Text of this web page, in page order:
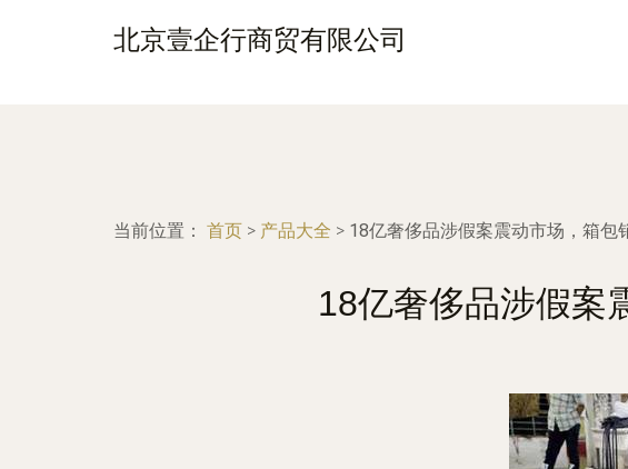
北京壹企行商贸有限公司
当前位置： 首页 > 产品大全 > 18亿奢侈品涉假案震动市场，箱包
18亿奢侈品涉假案